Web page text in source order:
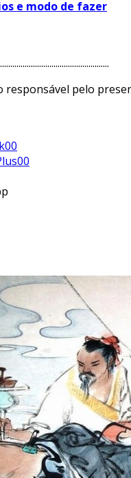
e modo de fazer
responsável pelo
00
00